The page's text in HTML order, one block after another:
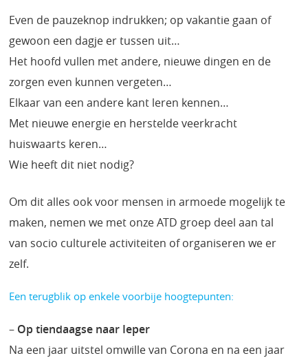
Even de pauzeknop indrukken; op vakantie gaan of
gewoon een dagje er tussen uit…
Het hoofd vullen met andere, nieuwe dingen en de
zorgen even kunnen vergeten…
Elkaar van een andere kant leren kennen…
Met nieuwe energie en herstelde veerkracht
huiswaarts keren…
Wie heeft dit niet nodig?
Om dit alles ook voor mensen in armoede mogelijk te
maken, nemen we met onze ATD groep deel aan tal
van socio culturele activiteiten of organiseren we er
zelf.
Een terugblik op enkele voorbije hoogtepunten:
– Op tiendaagse naar Ieper
Na een jaar uitstel omwille van Corona en na een jaar